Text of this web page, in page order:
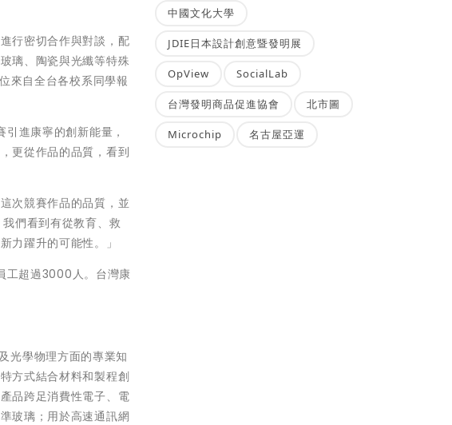
行密切合作與對談，配
璃、陶瓷與光纖等特殊
來自全台各校系同學報
進康寧的創新能量，
更從作品的品質，看到
次競賽作品的品質，並
們看到有從教育、救
力躍升的可能性。」
工超過3000人。台灣康
光學物理方面的專業知
方式結合材料和製程創
品跨足消費性電子、電
玻璃；用於高速通訊網
中國文化大學
JDIE日本設計創意暨發明展
OpView SocialLab
台灣發明商品促進協會 北市圖
Microchip 名古屋亞運